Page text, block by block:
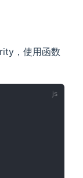
，使用函数